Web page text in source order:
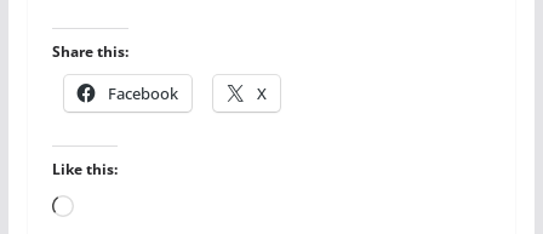
Share this:
Facebook X
Like this:
Loading…